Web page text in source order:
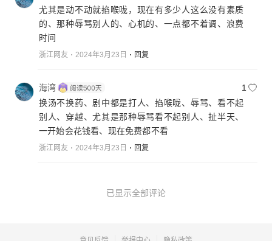
尤其是动不动就掐喉咙，现在有多少人这么没有素质
的、那种辱骂别人的、心机的、一点都不着调、浪费
时间
浙江网友 2024年3月23日 回复
海湾
1
换汤不换药、剧中都是打人、掐喉咙、辱骂、看不起
别人、穿越、尤其是那种辱骂看不起别人、扯半天、
一开始会花钱看、现在免费都不看
浙江网友 2024年3月23日 回复
已显示全部评论